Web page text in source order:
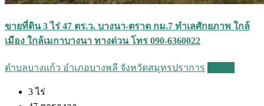
ขายที่ดิน 3 ไร่ 47 ตร.ว. บางนา-ตราด กม.7 ทำเลศักยภาพ ใกล้
เมือง ใกล้เมกาบางนา ทางด่วน โทร 090-6360022
ตำบลบางแก้ว อำเภอบางพลี จังหวัดสมุทรปราการ
3ไร่